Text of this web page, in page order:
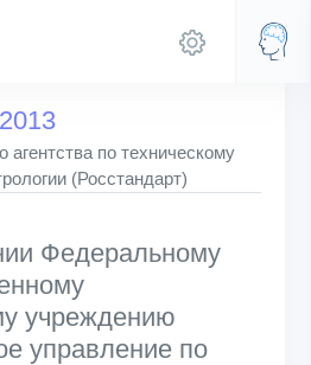
агентства по техническому
(Росстандарт)
Федеральному
учреждению
управление по